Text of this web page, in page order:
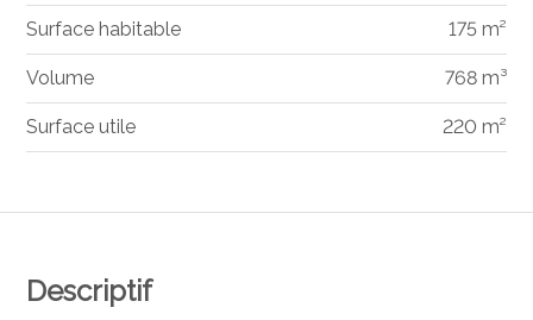
Descriptif
Surface habitable 175 m²
Volume 768 m³
Surface utile 220 m²